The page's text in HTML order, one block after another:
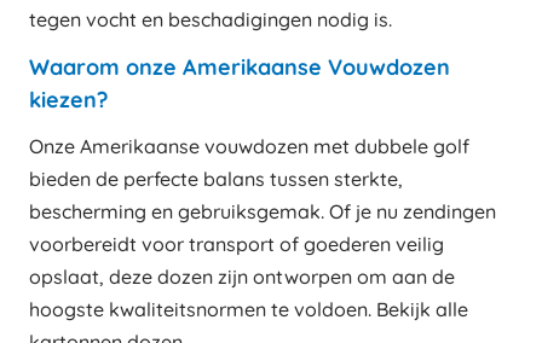
tegen vocht en beschadigingen nodig is.
Waarom onze Amerikaanse Vouwdozen
kiezen?
Onze Amerikaanse vouwdozen met dubbele golf
bieden de perfecte balans tussen sterkte,
bescherming en gebruiksgemak. Of je nu zendingen
voorbereidt voor transport of goederen veilig
opslaat, deze dozen zijn ontworpen om aan de
hoogste kwaliteitsnormen te voldoen. Bekijk alle